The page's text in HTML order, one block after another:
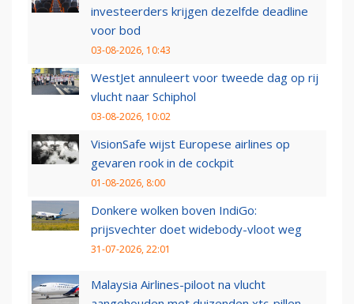
investeerders krijgen dezelfde deadline
voor bod
03-08-2026, 10:43
WestJet annuleert voor tweede dag op rij
vlucht naar Schiphol
03-08-2026, 10:02
VisionSafe wijst Europese airlines op
gevaren rook in de cockpit
01-08-2026, 8:00
Donkere wolken boven IndiGo:
prijsvechter doet widebody-vloot weg
31-07-2026, 22:01
Malaysia Airlines-piloot na vlucht